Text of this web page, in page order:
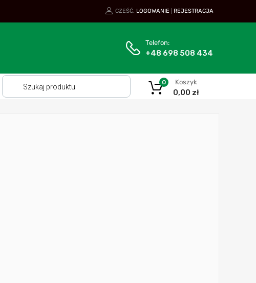
CZEŚĆ. LOGOWANIE REJESTRACJA
Telefon:
+48 698 508 434
Koszyk
0,00 zł
0